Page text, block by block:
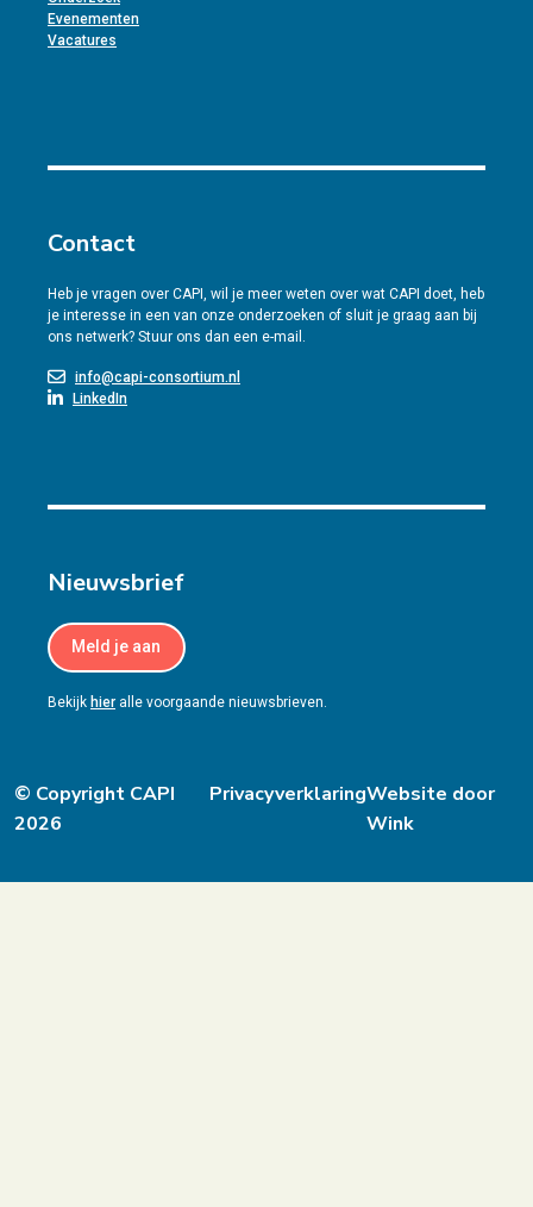
Evenementen
Vacatures
Contact
Heb je vragen over CAPI, wil je meer weten over wat CAPI doet, heb
je interesse in een van onze onderzoeken of sluit je graag aan bij
ons netwerk? Stuur ons dan een e-mail.
info@capi-consortium.nl
LinkedIn
Nieuwsbrief
Meld je aan
Bekijk hier alle voorgaande nieuwsbrieven.
© Copyright CAPI
2026
PrivacyverklaringWebsite door
Wink